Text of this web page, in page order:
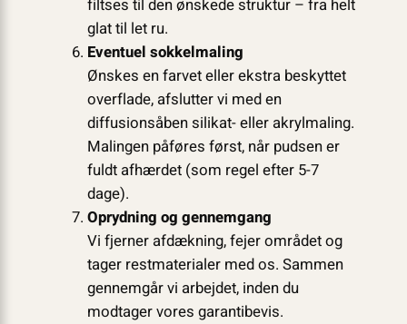
filtses til den ønskede struktur – fra helt
glat til let ru.
Eventuel sokkelmaling
Ønskes en farvet eller ekstra beskyttet
overflade, afslutter vi med en
diffusionsåben silikat- eller akrylmaling.
Malingen påføres først, når pudsen er
fuldt afhærdet (som regel efter 5-7
dage).
Oprydning og gennemgang
Vi fjerner afdækning, fejer området og
tager restmaterialer med os. Sammen
gennemgår vi arbejdet, inden du
modtager vores garantibevis.